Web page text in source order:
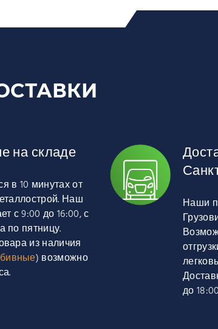
на складе
в 10 минутах от
Наш
с 9:00 до 16:00, с
по пятницу.
из наличия
) возможно
Наши
до